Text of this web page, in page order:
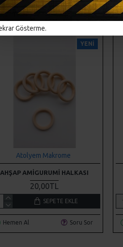
Gösterme.
YENI
Atolyem Makrome
AHŞAP AMIGURUMI HALKASI
20,00TL
SEPETE EKLE
Hemen Al Soru Sor